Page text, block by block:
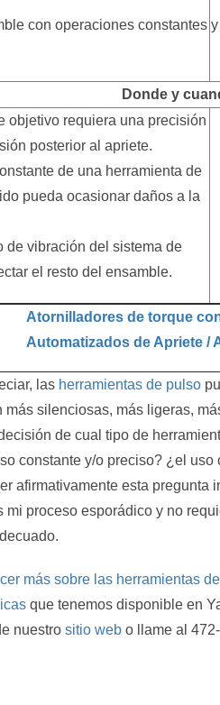
con operaciones constantes y
Donde y
objetivo requiera una precisión
posterior al apriete.
de una herramienta de
pueda ocasionar daños a la
de vibración del sistema de
el resto del ensamble.
Atornilladores de torque
Automatizados de Apriete /
las herramientas de pulso
más silenciosas, más ligeras,
de cual tipo de
constante y/o preciso? ¿el uso
afirmativamente esta
mi proceso esporádico y no
más sobre las herramientas
que tenemos disponible en
nuestro sitio web o llame al